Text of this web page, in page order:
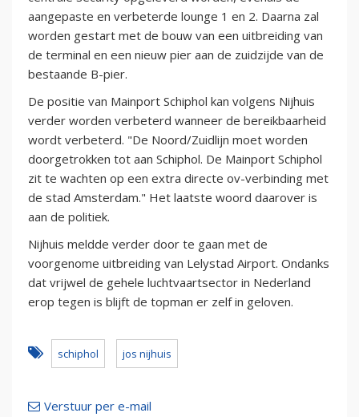
aangepaste en verbeterde lounge 1 en 2. Daarna zal
worden gestart met de bouw van een uitbreiding van
de terminal en een nieuw pier aan de zuidzijde van de
bestaande B-pier.
De positie van Mainport Schiphol kan volgens Nijhuis
verder worden verbeterd wanneer de bereikbaarheid
wordt verbeterd. "De Noord/Zuidlijn moet worden
doorgetrokken tot aan Schiphol. De Mainport Schiphol
zit te wachten op een extra directe ov-verbinding met
de stad Amsterdam." Het laatste woord daarover is
aan de politiek.
Nijhuis meldde verder door te gaan met de
voorgenome uitbreiding van Lelystad Airport. Ondanks
dat vrijwel de gehele luchtvaartsector in Nederland
erop tegen is blijft de topman er zelf in geloven.
schiphol jos nijhuis
Verstuur per e-mail